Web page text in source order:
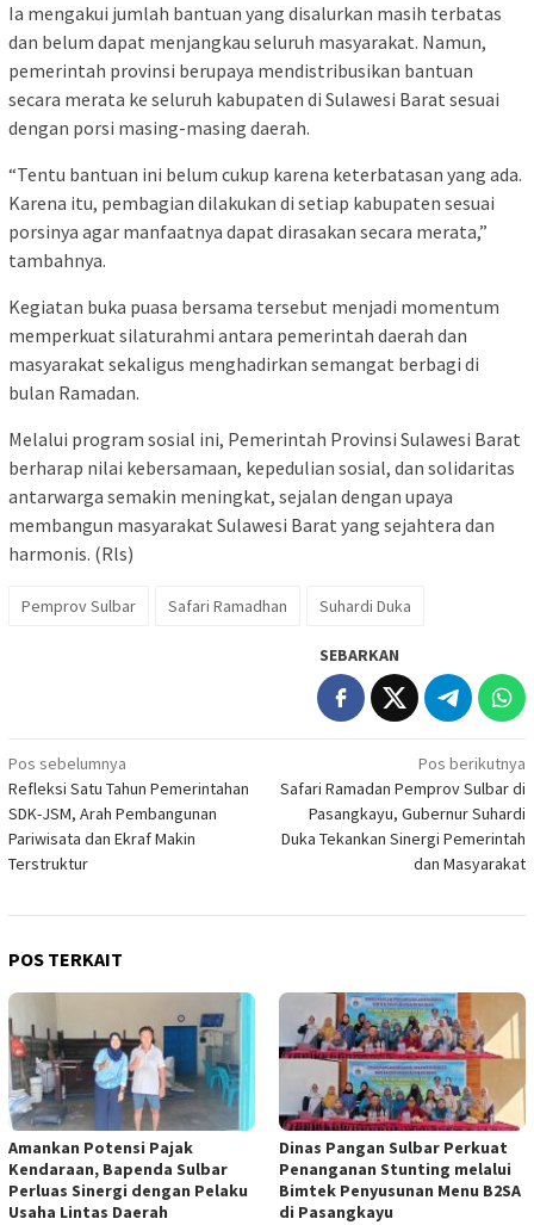
Ia mengakui jumlah bantuan yang disalurkan masih terbatas
dan belum dapat menjangkau seluruh masyarakat. Namun,
pemerintah provinsi berupaya mendistribusikan bantuan
secara merata ke seluruh kabupaten di Sulawesi Barat sesuai
dengan porsi masing-masing daerah.
“Tentu bantuan ini belum cukup karena keterbatasan yang ada.
Karena itu, pembagian dilakukan di setiap kabupaten sesuai
porsinya agar manfaatnya dapat dirasakan secara merata,”
tambahnya.
Kegiatan buka puasa bersama tersebut menjadi momentum
memperkuat silaturahmi antara pemerintah daerah dan
masyarakat sekaligus menghadirkan semangat berbagi di
bulan Ramadan.
Melalui program sosial ini, Pemerintah Provinsi Sulawesi Barat
berharap nilai kebersamaan, kepedulian sosial, dan solidaritas
antarwarga semakin meningkat, sejalan dengan upaya
membangun masyarakat Sulawesi Barat yang sejahtera dan
harmonis. (Rls)
Pemprov Sulbar Safari Ramadhan Suhardi Duka
SEBARKAN
Navigasi
pos
Pos sebelumnya
Refleksi Satu Tahun Pemerintahan
SDK-JSM, Arah Pembangunan
Pariwisata dan Ekraf Makin
Terstruktur
Pos berikutnya
Safari Ramadan Pemprov Sulbar di
Pasangkayu, Gubernur Suhardi
Duka Tekankan Sinergi Pemerintah
dan Masyarakat
POS TERKAIT
Amankan Potensi Pajak
Kendaraan, Bapenda Sulbar
Perluas Sinergi dengan Pelaku
Usaha Lintas Daerah
Dinas Pangan Sulbar Perkuat
Penanganan Stunting melalui
Bimtek Penyusunan Menu B2SA
di Pasangkayu